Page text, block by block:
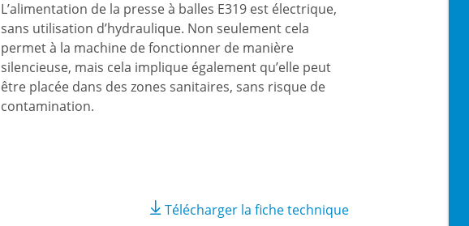
L’alimentation de la presse à balles E319 est électrique,
sans utilisation d’hydraulique. Non seulement cela
permet à la machine de fonctionner de manière
silencieuse, mais cela implique également qu’elle peut
être placée dans des zones sanitaires, sans risque de
contamination.
Télécharger la fiche technique